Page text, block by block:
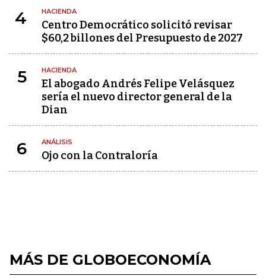
4 HACIENDA
Centro Democrático solicitó revisar
$60,2 billones del Presupuesto de 2027
5 HACIENDA
El abogado Andrés Felipe Velásquez
sería el nuevo director general de la
Dian
6 ANÁLISIS
Ojo con la Contraloría
MÁS DE GLOBOECONOMÍA